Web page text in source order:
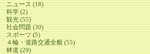
ニュース (18)
科学 (2)
観光 (55)
社会問題 (30)
スポーツ (5)
４輪・道路交通全般 (55)
林道 (29)